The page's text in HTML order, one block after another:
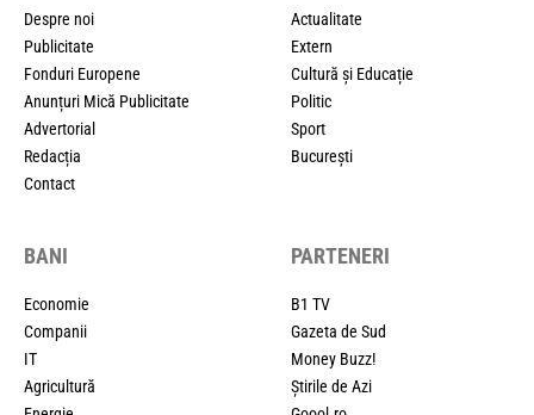
Despre noi
Publicitate
Fonduri Europene
Anunțuri Mică Publicitate
Advertorial
Redacția
Contact
Actualitate
Extern
Cultură și Educație
Politic
Sport
București
BANI
Economie
Companii
IT
Agricultură
PARTENERI
B1 TV
Gazeta de Sud
Money Buzz!
Știrile de Azi